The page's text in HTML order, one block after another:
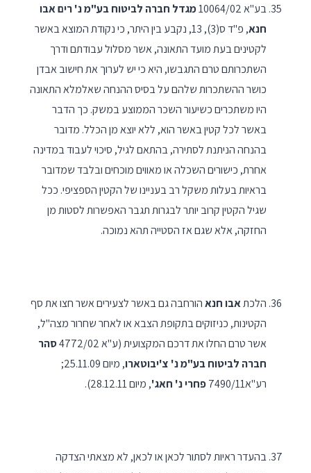
בע"א 10064/02
מגדל חברה לביטוח בע"מ נ' רים אבו
חנא
, פ"ד ס(3), 13, נקבע בין היתר, כי נקודת המוצא באשר
לקטינים בעת מועד התאונה, אשר מסלול עבודתם ודרך
השתכרותם טרם התגבשו, היא כי יש לערוך את חישוב אבדן
כושר ההשתכרות שלהם על בסיס ההנחה שאלמלא התאונה
היו משתכרים כשיעור השכר הממוצע במשק. כך הדבר
באשר לכל קטין באשר הוא, ללא יוצא מן הכלל. מדובר
בהנחה הניתנת לסתירה, בהתאם לגיל, סיכוי לעבוד במדינה
אחרת, כישורים השכלה או מאווים מוכחים ובלבד שמדובר
בראיות בעלות משקל רב בעניינו של הקטין הספציפי. ככל
שגיל הקטין קרוב יותר לבגרות תגבר האפשרות לסטות מן
החזקה, אלא שגם אז הסטייה תהא נמוכה.
הלכתאבו חנאהורחבה גם באשר לצעירים אשר חצו את סף
הקטינות, כניזוקים בתקופת הצבא או לאחר שחרור מצה"ל,
אשר טרם החלו את דרכם המקצועית (ע"א 4772/02
סהר
חברה לביטוח בע"מ נ' צ'יבוטארו
, מיום 25.11.09;
רע"א7490/11
פחרי נ' חאג', מיום 28.12.11).
בהעדר ראיות לסתור לכאן או לכאן, לא מצאתי הצדקה